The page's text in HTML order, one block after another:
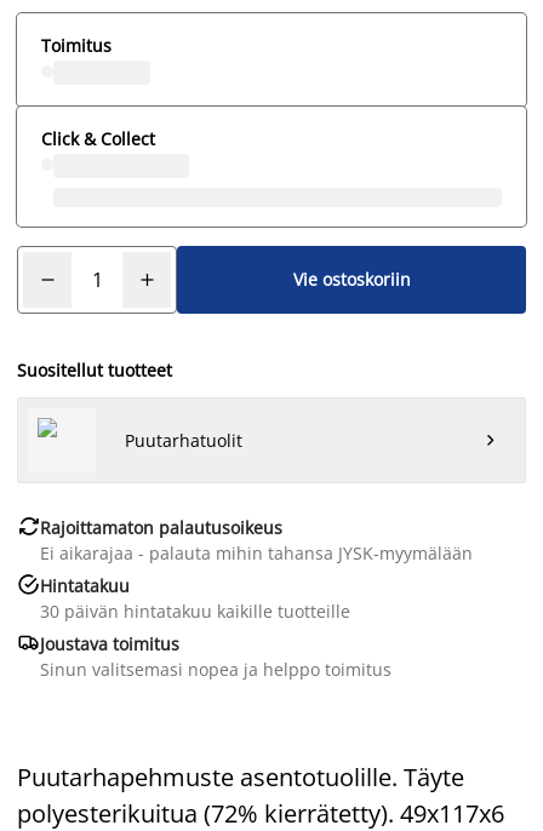
Toimitus
Click & Collect
Vie ostoskoriin
Suositellut tuotteet
Puutarhatuolit 
Rajoittamaton palautusoikeus
Ei aikarajaa - palauta mihin tahansa JYSK-myymälään
Hintatakuu
30 päivän hintatakuu kaikille tuotteille
Joustava toimitus
Sinun valitsemasi nopea ja helppo toimitus
Puutarhapehmuste asentotuolille. Täyte
polyesterikuitua (72% kierrätetty). 49x117x6